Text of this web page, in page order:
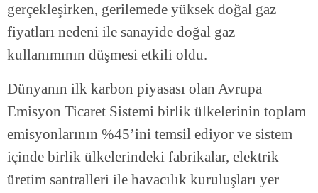
gerçekleşirken, gerilemede yüksek doğal gaz
fiyatları nedeni ile sanayide doğal gaz
kullanımının düşmesi etkili oldu.
Dünyanın ilk karbon piyasası olan Avrupa
Emisyon Ticaret Sistemi birlik ülkelerinin toplam
emisyonlarının %45’ini temsil ediyor ve sistem
içinde birlik ülkelerindeki fabrikalar, elektrik
üretim santralleri ile havacılık kuruluşları yer